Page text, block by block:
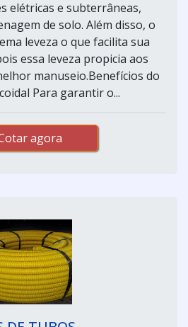
elétricas e subterrâneas,
de solo. Além disso, o
leveza o que facilita sua
essa leveza propicia aos
manuseio.Benefícios do
Para garantir o...
agora